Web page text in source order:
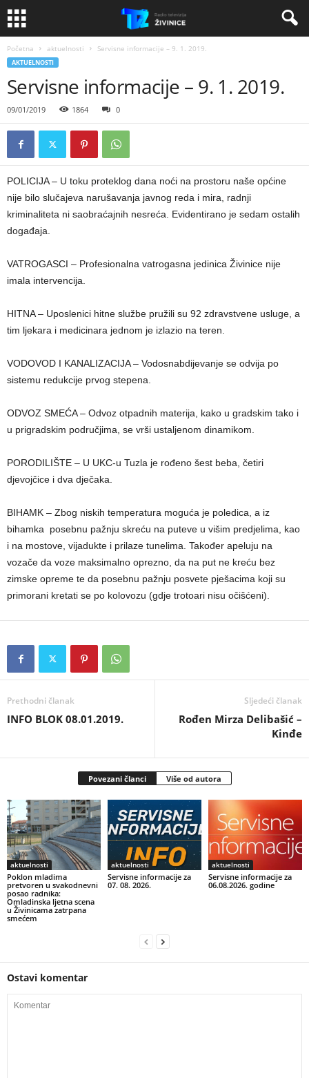
Početna aktuelnosti Servisne informacije – 9. 1. 2019.
AKTUELNOSTI
Servisne informacije – 9. 1. 2019.
09/01/2019 1864 0
POLICIJA – U toku proteklog dana noći na prostoru naše općine
nije bilo slučajeva narušavanja javnog reda i mira, radnji
kriminaliteta ni saobraćajnih nesreća. Evidentirano je sedam ostalih
događaja.
VATROGASCI – Profesionalna vatrogasna jedinica Živinice nije
imala intervencija.
HITNA – Uposlenici hitne službe pružili su 92 zdravstvene usluge, a
tim ljekara i medicinara jednom je izlazio na teren.
VODOVOD I KANALIZACIJA – Vodosnabdijevanje se odvija po
sistemu redukcije prvog stepena.
ODVOZ SMEĆA – Odvoz otpadnih materija, kako u gradskim tako i
u prigradskim područjima, se vrši ustaljenom dinamikom.
PORODILIŠTE – U UKC-u Tuzla je rođeno šest beba, četiri
djevojčice i dva dječaka.
BIHAMK – Zbog niskih temperatura moguća je poledica, a iz
bihamka posebnu pažnju skreću na puteve u višim predjelima, kao
i na mostove, vijadukte i prilaze tunelima. Također apeluju na
vozače da voze maksimalno oprezno, da na put ne kreću bez
zimske opreme te da posebnu pažnju posvete pješacima koji su
primorani kretati se po kolovozu (gdje trotoari nisu očišćeni).
Prethodni članak
INFO BLOK 08.01.2019.
Sljedeći članak
Rođen Mirza Delibašić –
Kinđe
Povezani članci Više od autora
aktuelnosti
Poklon mladima
pretvoren u svakodnevni
posao radnika:
Omladinska ljetna scena
u Živinicama zatrpana
smećem
aktuelnosti
Servisne informacije za
07. 08. 2026.
aktuelnosti
Servisne informacije za
06.08.2026. godine
Ostavi komentar